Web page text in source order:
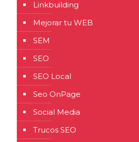
Linkbuilding
Mejorar tu WEB
SEM
SEO
SEO Local
Seo OnPage
Social Media
Trucos SEO